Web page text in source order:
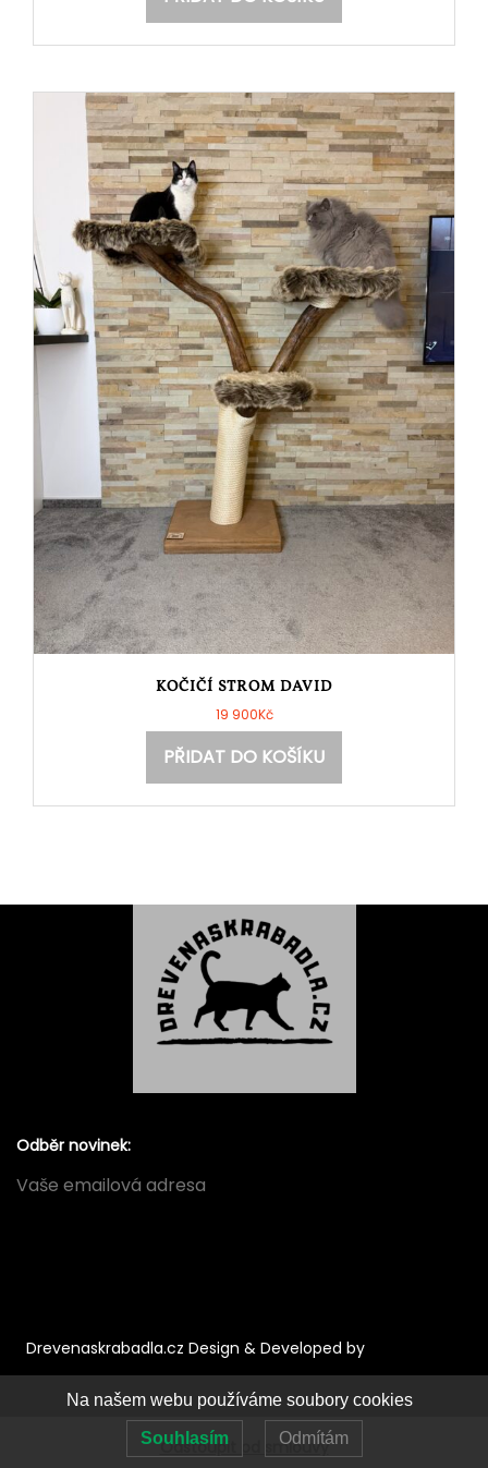
KOČIČÍ STROM DAVID
19 900Kč
PŘIDAT DO KOŠÍKU
Odběr novinek:
Drevenaskrabadla.cz Design & Developed by
Odstoupit od smlouvy
Na našem webu používáme soubory cookies
Souhlasím Odmítám